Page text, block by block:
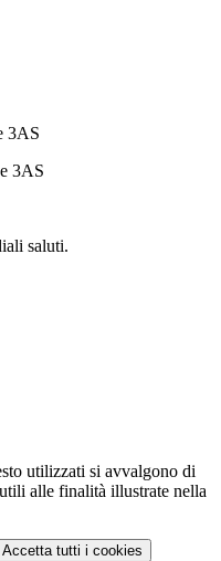
3AS
3AS
saluti.
utilizzati si avvalgono di
alle finalità illustrate nella
Accetta tutti i cookies